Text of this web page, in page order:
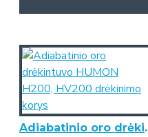
Adiabatinio